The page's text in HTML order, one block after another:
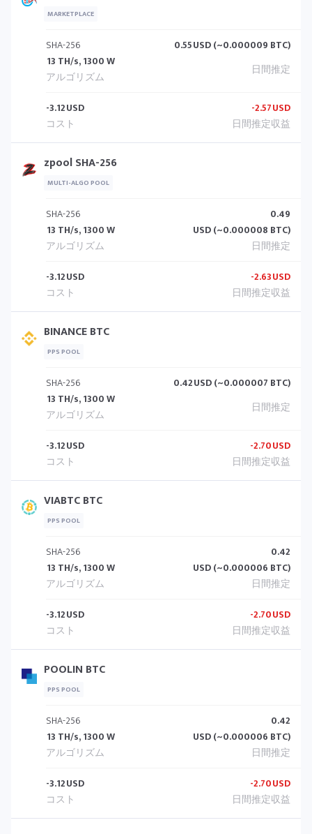
MARKETPLACE
SHA-256
13 TH/s, 1300 W
0.55USD (~0.000009 BTC)
-3.12USD -2.57USD
zpool SHA-256
MULTI-ALGO POOL
SHA-256
13 TH/s, 1300 W
0.49
USD (~0.000008 BTC)
-3.12USD -2.63USD
BINANCE BTC
PPS POOL
SHA-256
13 TH/s, 1300 W
0.42USD (~0.000007 BTC)
-3.12USD -2.70USD
VIABTC BTC
PPS POOL
SHA-256
13 TH/s, 1300 W
0.42
USD (~0.000006 BTC)
-3.12USD -2.70USD
POOLIN BTC
PPS POOL
SHA-256
13 TH/s, 1300 W
0.42
USD (~0.000006 BTC)
-3.12USD -2.70USD